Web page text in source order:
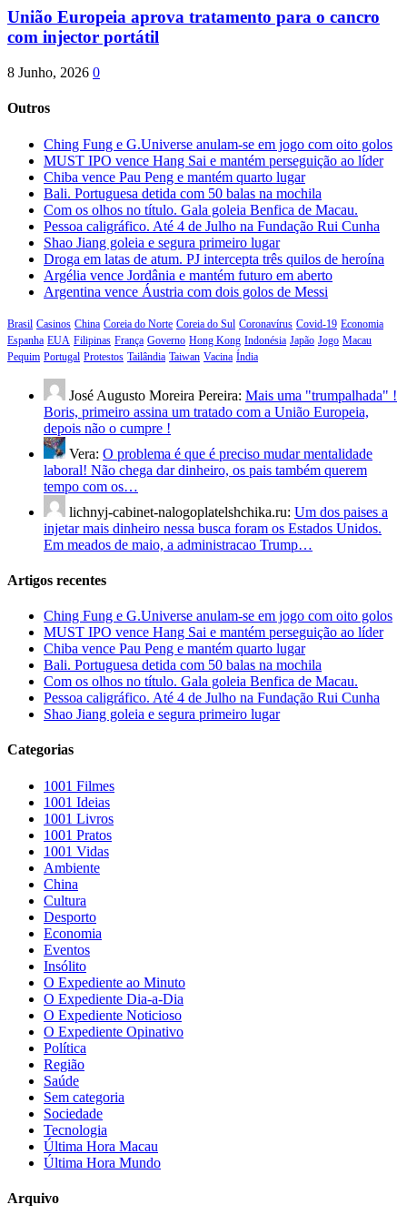
União Europeia aprova tratamento para o cancro
com injector portátil
8 Junho, 2026 0
Outros
Ching Fung e G.Universe anulam-se em jogo com oito golos
MUST IPO vence Hang Sai e mantém perseguição ao líder
Chiba vence Pau Peng e mantém quarto lugar
Bali. Portuguesa detida com 50 balas na mochila
Com os olhos no título. Gala goleia Benfica de Macau.
Pessoa caligráfico. Até 4 de Julho na Fundação Rui Cunha
Shao Jiang goleia e segura primeiro lugar
Droga em latas de atum. PJ intercepta três quilos de heroína
Argélia vence Jordânia e mantém futuro em aberto
Argentina vence Áustria com dois golos de Messi
Brasil Casinos China Coreia do Norte Coreia do Sul Coronavírus Covid-19 Economia
Espanha EUA Filipinas França Governo Hong Kong Indonésia Japão Jogo Macau
Pequim Portugal Protestos Tailândia Taiwan Vacina Índia
José Augusto Moreira Pereira: Mais uma "trumpalhada" !
Boris, primeiro assina um tratado com a União Europeia,
depois não o cumpre !
Vera: O problema é que é preciso mudar mentalidade
laboral! Não chega dar dinheiro, os pais também querem
tempo com os…
lichnyj-cabinet-nalogoplatelshchika.ru: Um dos paises a
injetar mais dinheiro nessa busca foram os Estados Unidos.
Em meados de maio, a administracao Trump…
Artigos recentes
Ching Fung e G.Universe anulam-se em jogo com oito golos
MUST IPO vence Hang Sai e mantém perseguição ao líder
Chiba vence Pau Peng e mantém quarto lugar
Bali. Portuguesa detida com 50 balas na mochila
Com os olhos no título. Gala goleia Benfica de Macau.
Pessoa caligráfico. Até 4 de Julho na Fundação Rui Cunha
Shao Jiang goleia e segura primeiro lugar
Categorias
1001 Filmes
1001 Ideias
1001 Livros
1001 Pratos
1001 Vidas
Ambiente
China
Cultura
Desporto
Economia
Eventos
Insólito
O Expediente ao Minuto
O Expediente Dia-a-Dia
O Expediente Noticioso
O Expediente Opinativo
Política
Região
Saúde
Sem categoria
Sociedade
Tecnologia
Última Hora Macau
Última Hora Mundo
Arquivo